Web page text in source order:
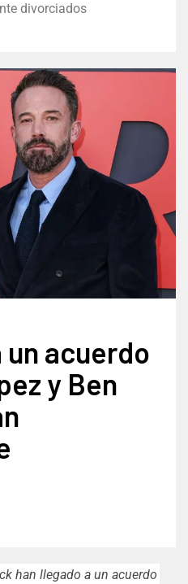
divorciados
un acuerdo
y Ben
han llegado a un acuerdo